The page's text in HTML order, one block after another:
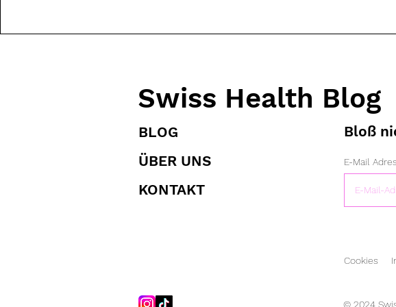
Swiss Health Blog
BLOG
ÜBER UNS
KONTAKT
Bloß
E-Mail
Cookies
© 2024